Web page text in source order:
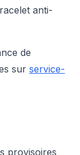
anti-
de
sur service-
provisoires